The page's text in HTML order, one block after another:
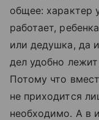
общее: характер
работает,
или дедушка, да
дел удобно
Потому что
не приходится
необходимо. А в